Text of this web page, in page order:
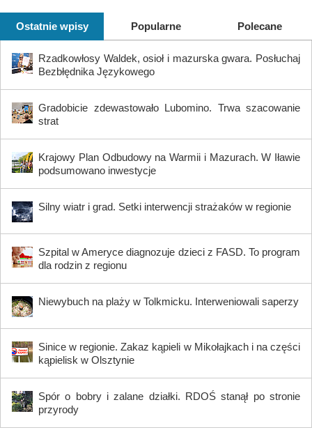
Ostatnie wpisy Popularne Polecane
Rzadkowłosy Waldek, osioł i mazurska gwara. Posłuchaj
Bezbłędnika Językowego
Gradobicie zdewastowało Lubomino. Trwa szacowanie
strat
Krajowy Plan Odbudowy na Warmii i Mazurach. W Iławie
podsumowano inwestycje
Silny wiatr i grad. Setki interwencji strażaków w regionie
Szpital w Ameryce diagnozuje dzieci z FASD. To program
dla rodzin z regionu
Niewybuch na plaży w Tolkmicku. Interweniowali saperzy
Sinice w regionie. Zakaz kąpieli w Mikołajkach i na części
kąpielisk w Olsztynie
Spór o bobry i zalane działki. RDOŚ stanął po stronie
przyrody